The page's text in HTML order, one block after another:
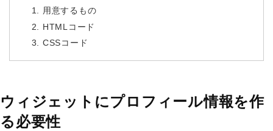
用意するもの
HTMLコード
CSSコード
ウィジェットにプロフィール情報を作
る必要性